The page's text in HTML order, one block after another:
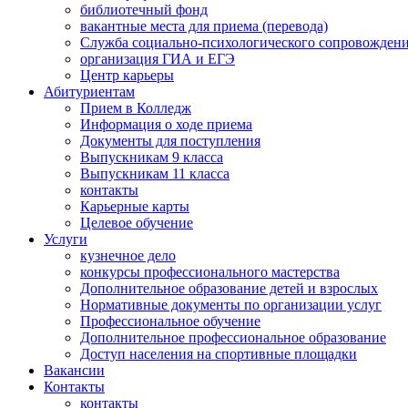
библиотечный фонд
вакантные места для приема (перевода)
Служба социально-психологического
организация ГИА и ЕГЭ
Центр карьеры
Абитуриентам
Прием в Колледж
Информация о ходе приема
Документы для поступления
Выпускникам 9 класса
Выпускникам 11 класса
контакты
Карьерные карты
Целевое обучение
Услуги
кузнечное дело
конкурсы профессионального мастерства
Дополнительное образование детей и взрослых
Нормативные документы по организации услуг
Профессиональное обучение
Дополнительное профессиональное образование
Доступ населения на спортивные площадки
Вакансии
Контакты
контакты